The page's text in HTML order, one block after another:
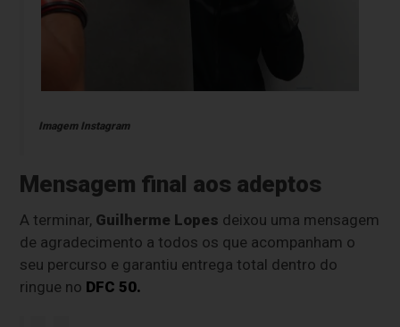
Imagem Instagram
Mensagem final aos adeptos
A terminar, Guilherme Lopes deixou uma mensagem
de agradecimento a todos os que acompanham o
seu percurso e garantiu entrega total dentro do
ringue no DFC 50.